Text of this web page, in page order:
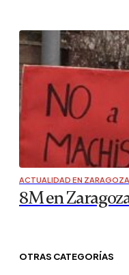
ACTUALIDAD EN ZARAGOZA
8M en
OTRAS CATEGORÍAS